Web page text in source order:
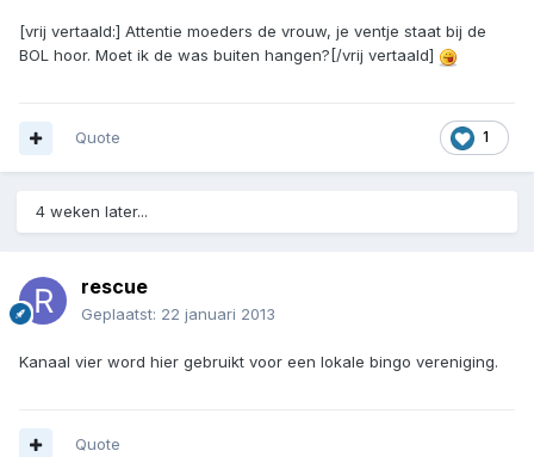
[vrij vertaald:] Attentie moeders de vrouw, je ventje staat bij de
BOL hoor. Moet ik de was buiten hangen?[/vrij vertaald]
1
Quote
4 weken later...
rescue
Geplaatst: 22 januari 2013
Kanaal vier word hier gebruikt voor een lokale bingo vereniging.
Quote